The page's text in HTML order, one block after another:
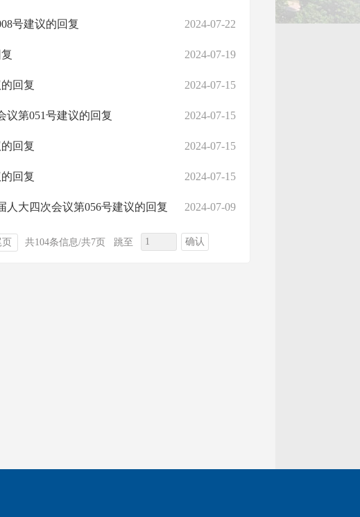
号建议的回复 2024-07-22
2024-07-19
回复 2024-07-15
议第051号建议的回复 2024-07-15
回复 2024-07-15
回复 2024-07-15
大四次会议第056号建议的回复 2024-07-09
共104条信息/共7页 跳至 确认